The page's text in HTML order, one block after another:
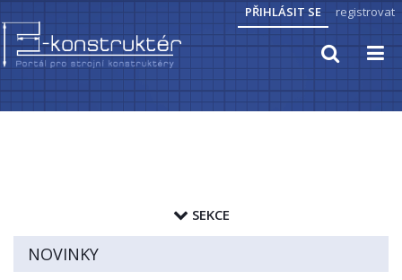
PŘIHLÁSIT SE registrovat
PŘEVODY JEDNOTEK
SEKCE
NOVINKY